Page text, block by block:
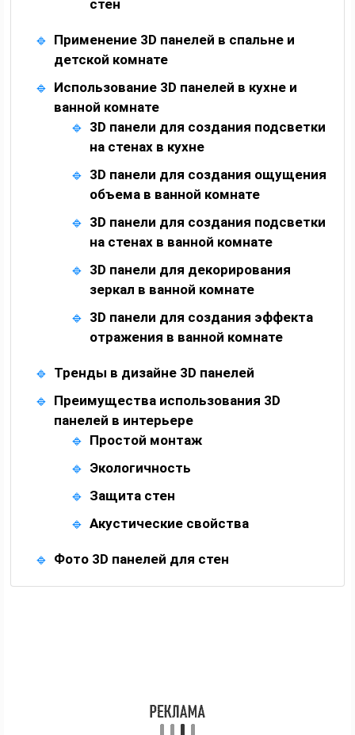
стен
Применение 3D панелей в спальне и
детской комнате
Использование 3D панелей в кухне и
ванной комнате
3D панели для создания подсветки
на стенах в кухне
3D панели для создания ощущения
объема в ванной комнате
3D панели для создания подсветки
на стенах в ванной комнате
3D панели для декорирования
зеркал в ванной комнате
3D панели для создания эффекта
отражения в ванной комнате
Тренды в дизайне 3D панелей
Преимущества использования 3D
панелей в интерьере
Простой монтаж
Экологичность
Защита стен
Акустические свойства
Фото 3D панелей для стен